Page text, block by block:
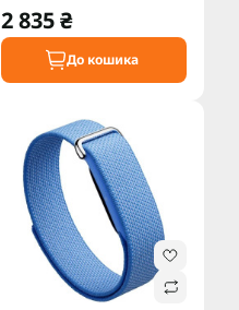
2 835 ₴
До кошика